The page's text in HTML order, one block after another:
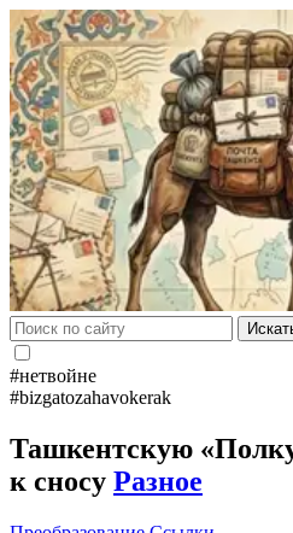
#нетвойне
#bizgatozahavokerak
Ташкентскую
к сносу Разное